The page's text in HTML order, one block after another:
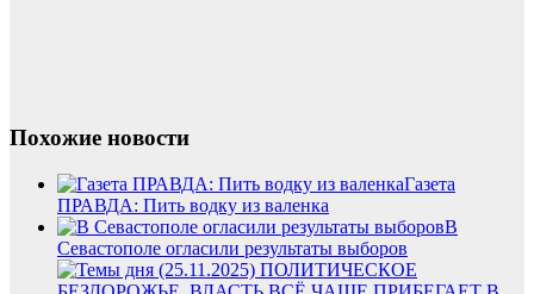
Похожие новости
Газета
ПРАВДА: Пить водку из валенка
В
Севастополе огласили результаты выборов